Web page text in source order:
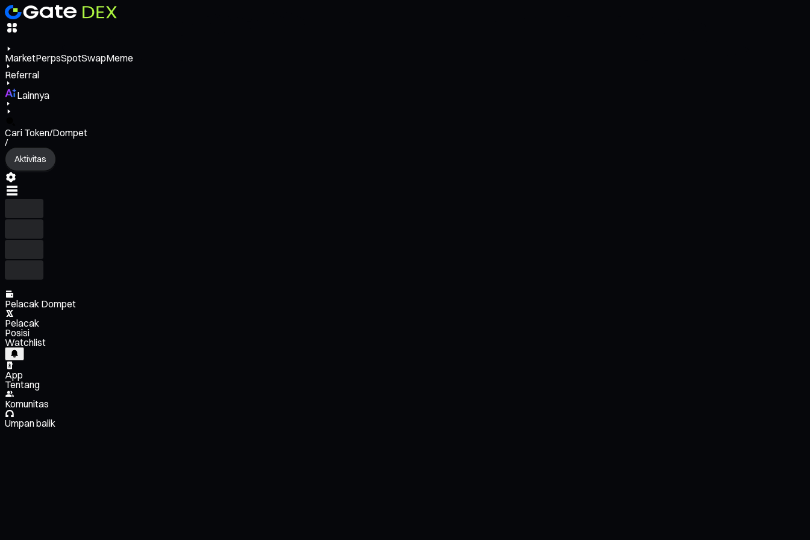
MarketPerpsSpotSwapMeme
Referral
Lainnya
Cari Token/Dompet
/
Aktivitas
Pelacak Dompet
Pelacak
Posisi
Watchlist
App
Tentang
Komunitas
Umpan balik